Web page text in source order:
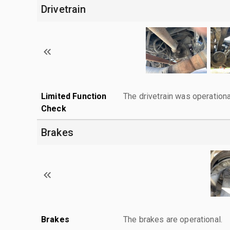
Drivetrain
Limited Function
Check
The drivetrain was
Brakes
Brakes The brakes are operational.